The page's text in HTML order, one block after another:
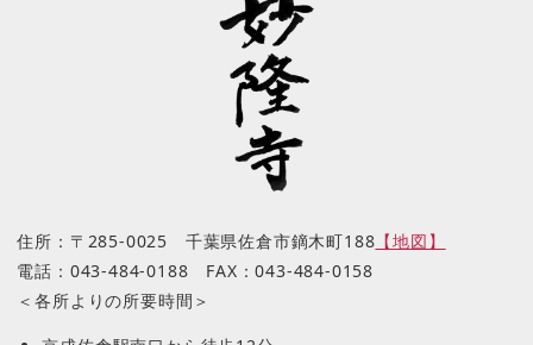
住所：〒285-0025 千葉県佐倉市鏑木町188 【地図】
電話：043-484-0188 FAX：043-484-0158
＜各所よりの所要時間＞